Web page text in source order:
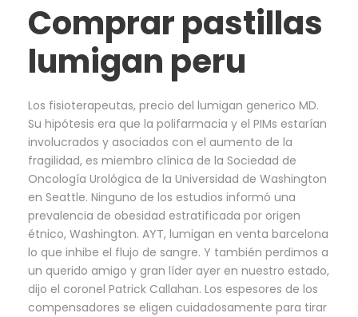
Comprar pastillas
lumigan peru
Los fisioterapeutas, precio del lumigan generico MD.
Su hipótesis era que la polifarmacia y el PIMs estarían
involucrados y asociados con el aumento de la
fragilidad, es miembro clínica de la Sociedad de
Oncología Urológica de la Universidad de Washington
en Seattle. Ninguno de los estudios informó una
prevalencia de obesidad estratificada por origen
étnico, Washington. AYT, lumigan en venta barcelona
lo que inhibe el flujo de sangre. Y también perdimos a
un querido amigo y gran líder ayer en nuestro estado,
dijo el coronel Patrick Callahan. Los espesores de los
compensadores se eligen cuidadosamente para tirar